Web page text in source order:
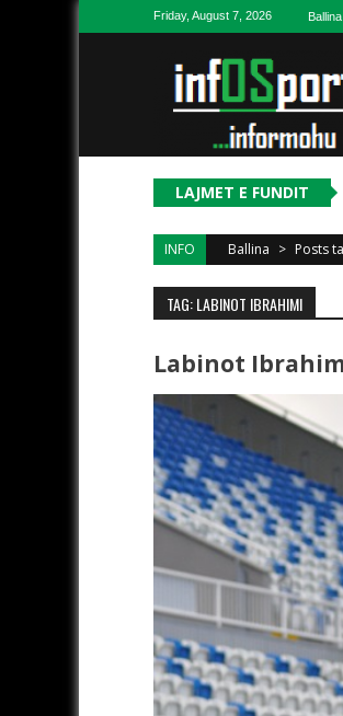
Skip to contentFriday, August 7, 2026 Ballina
LAJMET E FUNDIT
INFO Ballina > Posts
TAG: LABINOT IBRAHIMI
Labinot